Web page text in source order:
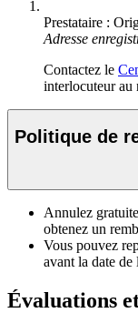
Prestataire :
Adresse
Contactez le
interlocuteur au
Politique de
Annulez
obtenez un
Vous pouvez
avant la date de
Évaluations